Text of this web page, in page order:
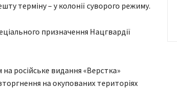
терміну – у колонії суворого режиму.
призначення Нацгвардії
російське видання «Верстка»
на окупованих територіях